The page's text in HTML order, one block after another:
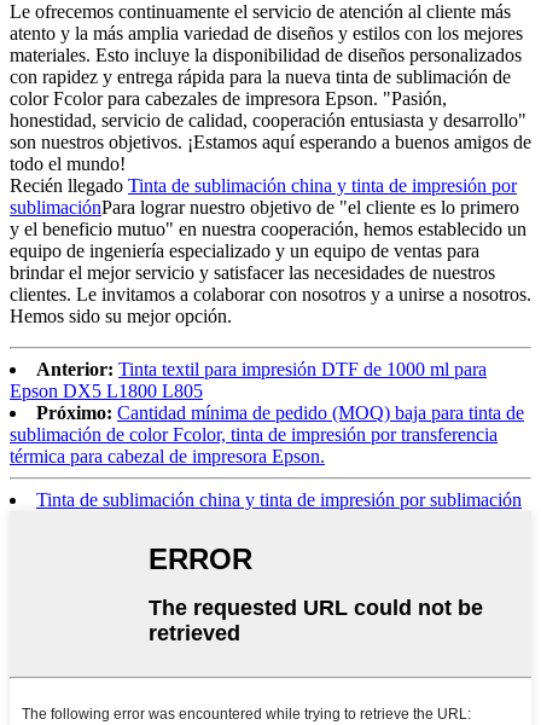
Le ofrecemos continuamente el servicio de atención al cliente más
atento y la más amplia variedad de diseños y estilos con los mejores
materiales. Esto incluye la disponibilidad de diseños personalizados
con rapidez y entrega rápida para la nueva tinta de sublimación de
color Fcolor para cabezales de impresora Epson. "Pasión,
honestidad, servicio de calidad, cooperación entusiasta y desarrollo"
son nuestros objetivos. ¡Estamos aquí esperando a buenos amigos de
todo el mundo!
Recién llegado Tinta de sublimación china y tinta de impresión por
sublimaciónPara lograr nuestro objetivo de "el cliente es lo primero
y el beneficio mutuo" en nuestra cooperación, hemos establecido un
equipo de ingeniería especializado y un equipo de ventas para
brindar el mejor servicio y satisfacer las necesidades de nuestros
clientes. Le invitamos a colaborar con nosotros y a unirse a nosotros.
Hemos sido su mejor opción.
Anterior: Tinta textil para impresión DTF de 1000 ml para
Epson DX5 L1800 L805
Próximo: Cantidad mínima de pedido (MOQ) baja para tinta de
sublimación de color Fcolor, tinta de impresión por transferencia
térmica para cabezal de impresora Epson.
Tinta de sublimación china y tinta de impresión por sublimación